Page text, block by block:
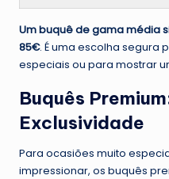
Um buquê de gama média
85€. É uma escolha segura
especiais ou para mostrar
Buquês
Exclusividade
Para ocasiões muito
impressionar, os buquês